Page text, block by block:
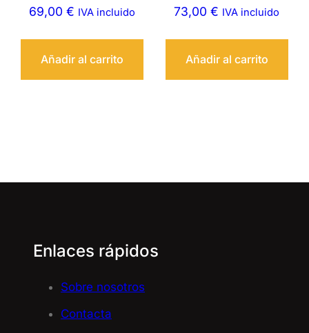
69,00€ IVA incluido
Añadir al carrito
73,00€ IVA incluido
Añadir al carrito
Enlaces rápidos
Sobre nosotros
Contacta